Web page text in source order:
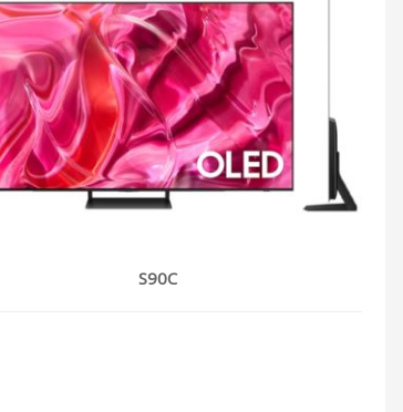
S90C